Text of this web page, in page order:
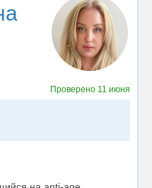
Проверено 11 июня